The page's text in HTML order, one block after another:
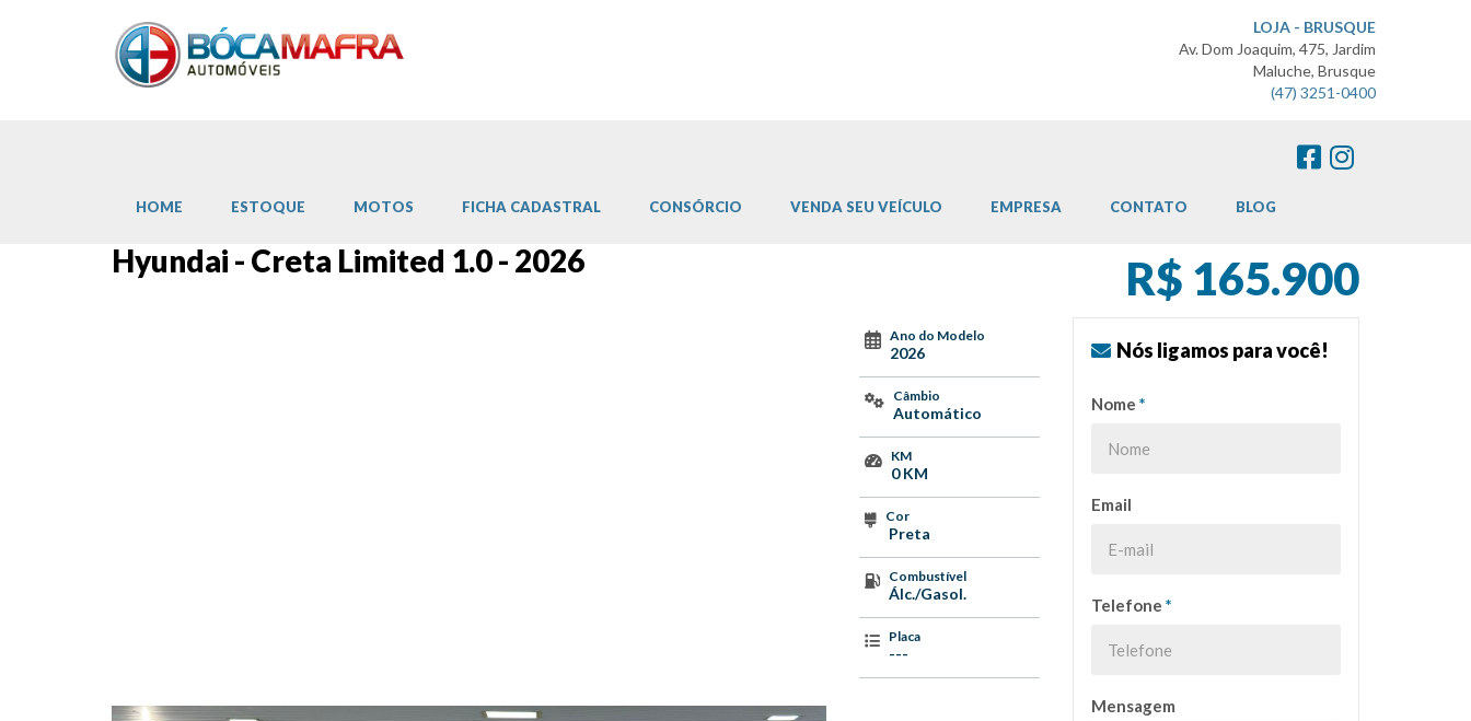
LOJA - BRUSQUE
Av. Dom Joaquim, 475, Jardim
Maluche, Brusque
(47) 3251-0400
HOME ESTOQUE MOTOS FICHA CADASTRAL CONSÓRCIO VENDA SEU VEÍCULO EMPRESA CONTATO BLOG
Hyundai - Creta Limited 1.0 - 2026 R$ 165.900
Ano do Modelo
2026
Câmbio
Automático
KM
0 KM
Cor
Preta
Combustível
Álc./Gasol.
Placa
---
Nós ligamos para você!
Nome *
Email
Telefone *
Mensagem